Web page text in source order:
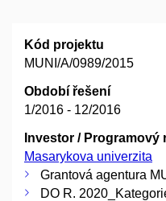
Kód projektu
MUNI/A/0989/2015
Období řešení
1/2016 - 12/2016
Investor / Programový
Masarykova univerzita
Grantová agentura
DO R.